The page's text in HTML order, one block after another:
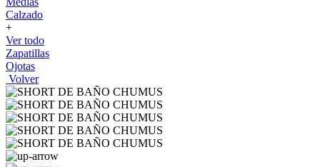
Calzado
+
Ver todo
Zapatillas
Ojotas
Volver